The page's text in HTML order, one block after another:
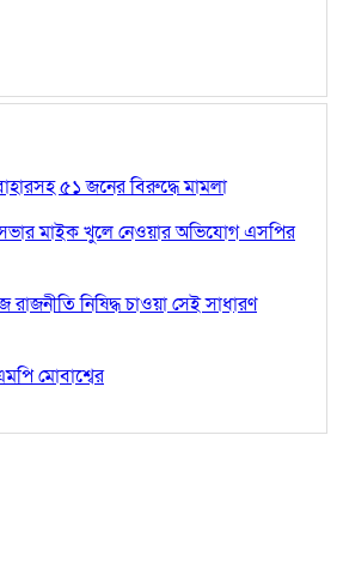
৫১ জনের বিরুদ্ধে মামলা
মাইক খুলে নেওয়ার অভিযোগ এসপির
রাজনীতি নিষিদ্ধ চাওয়া সেই সাধারণ
মোবাশ্বের